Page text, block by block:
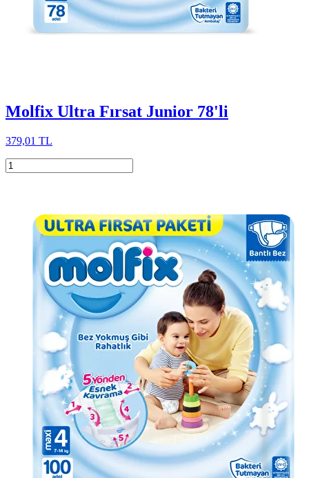
Molfix Ultra Fırsat Junior 78'li
379,01 TL